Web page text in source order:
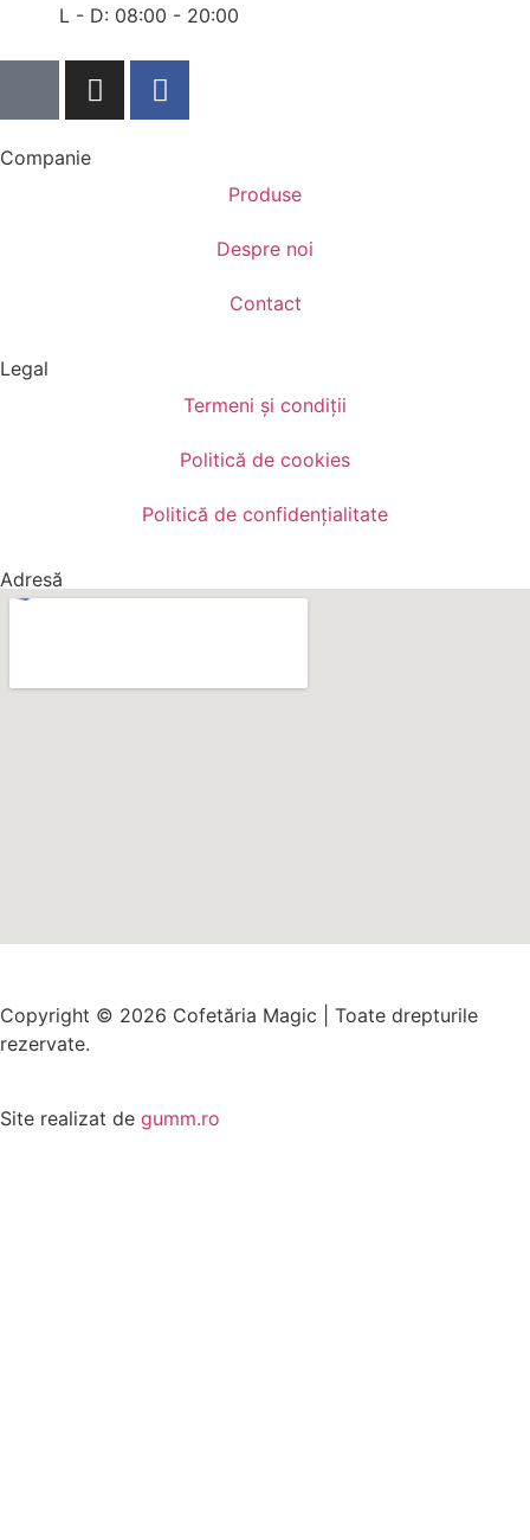
L - D: 08:00 - 20:00
Companie
Produse
Despre noi
Contact
Legal
Termeni și condiții
Politică de cookies
Politică de confidențialitate
Adresă
Copyright © 2026 Cofetăria Magic | Toate drepturile
rezervate.
Site realizat de gumm.ro